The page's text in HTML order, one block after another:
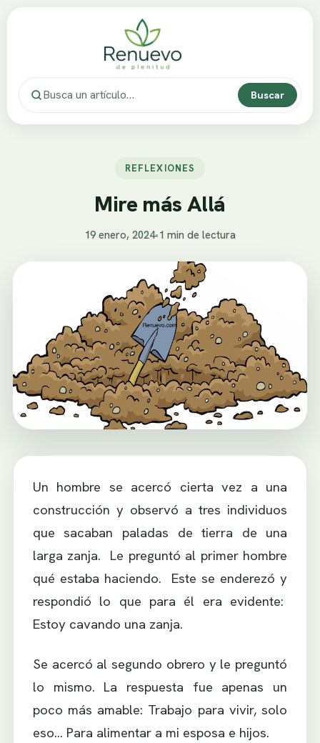
Buscar
REFLEXIONES
Mire más Allá
19 enero, 2024•1 min de lectura
Un hombre se acercó cierta vez a una
construcción y observó a tres individuos
que sacaban paladas de tierra de una
larga zanja. Le preguntó al primer hombre
qué estaba haciendo. Este se enderezó y
respondió lo que para él era evidente:
Estoy cavando una zanja.
Se acercó al segundo obrero y le preguntó
lo mismo. La respuesta fue apenas un
poco más amable: Trabajo para vivir, solo
eso… Para alimentar a mi esposa e hijos.